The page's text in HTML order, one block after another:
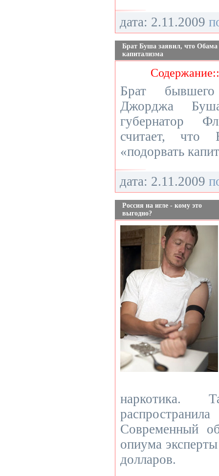
дата: 2.11.2009
Брат Буша заявил, что
капитализма
Брат
Джорджа
губернатор
считает, что
«подорвать
дата: 2.11.2009
Россия на игле - кому это
выгодно?
наркотика.
Современный
опиума
долларов.